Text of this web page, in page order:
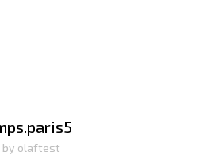
by olaftest